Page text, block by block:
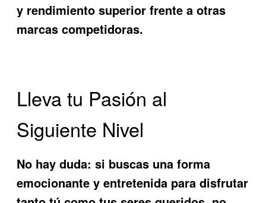
y rendimiento superior frente a otras
marcas competidoras.
Lleva tu Pasión al
Siguiente Nivel
No hay duda: si buscas una forma
emocionante y entretenida para disfrutar